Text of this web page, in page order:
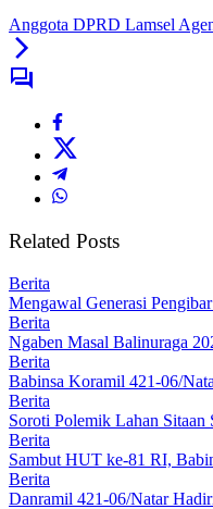
Anggota DPRD Lamsel
Related Posts
Berita
Mengawal Generasi
Berita
Ngaben Masal Balinuraga
Berita
Babinsa Koramil 421-06/
Berita
Soroti Polemik Lahan
Berita
Sambut HUT ke-81 RI,
Berita
Danramil 421-06/Natar